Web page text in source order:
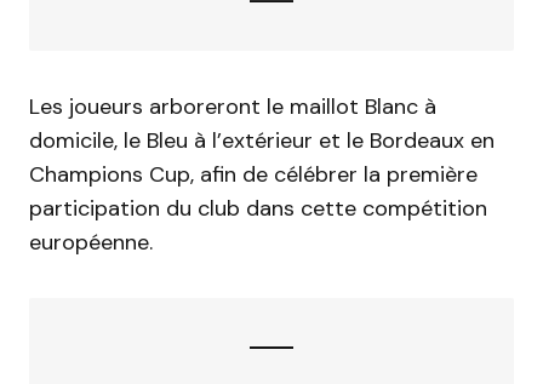
Les joueurs arboreront le maillot Blanc à
domicile, le Bleu à l’extérieur et le Bordeaux en
Champions Cup, afin de célébrer la première
participation du club dans cette compétition
européenne.